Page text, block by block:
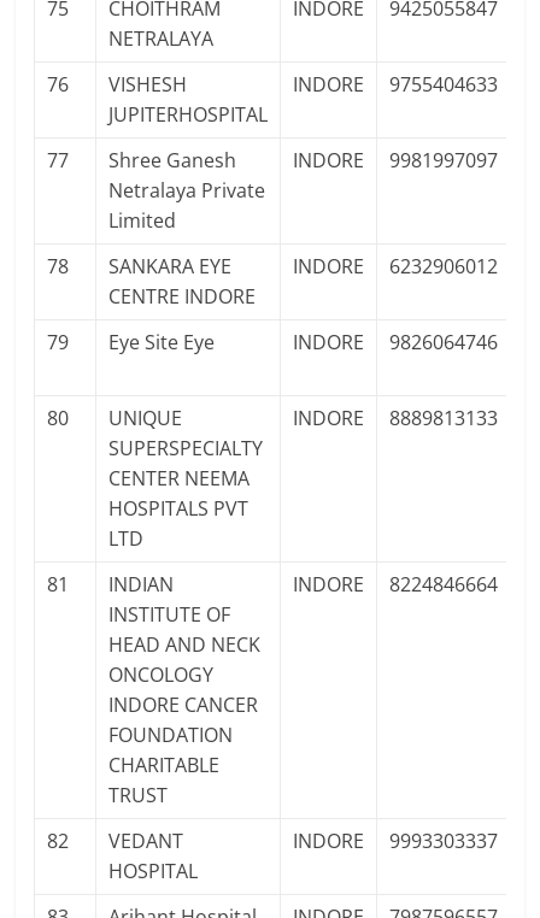
75
CHOITHRAM
NETRALAYA
INDORE 9425055847
76
VISHESH
JUPITERHOSPITAL
INDORE 9755404633
77
Shree Ganesh
Netralaya Private
Limited
INDORE 9981997097
78
SANKARA EYE
CENTRE INDORE
INDORE 6232906012
79
Eye Site Eye INDORE 9826064746
80
UNIQUE
SUPERSPECIALTY
CENTER NEEMA
HOSPITALS PVT
LTD
INDORE 8889813133
81
INDIAN
INSTITUTE OF
HEAD AND NECK
ONCOLOGY
INDORE CANCER
FOUNDATION
CHARITABLE
TRUST
INDORE 8224846664
82
VEDANT
HOSPITAL
INDORE 9993303337